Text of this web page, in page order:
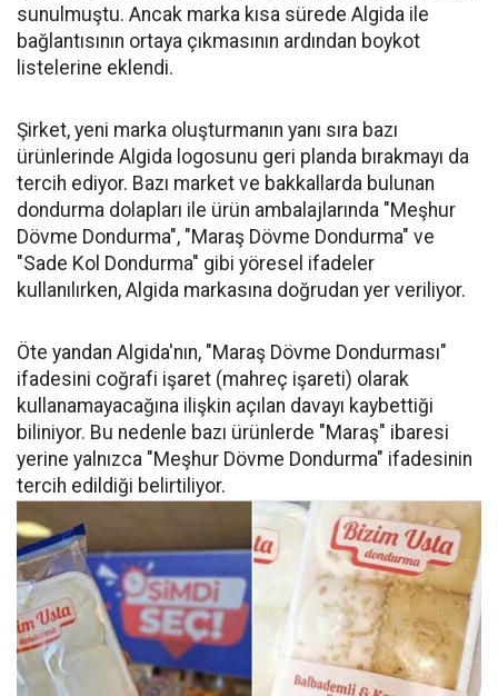
sunulmuştu. Ancak marka kısa sürede Algida ile
bağlantısının ortaya çıkmasının ardından boykot
listelerine eklendi.
Şirket, yeni marka oluşturmanın yanı sıra bazı
ürünlerinde Algida logosunu geri planda bırakmayı da
tercih ediyor. Bazı market ve bakkallarda bulunan
dondurma dolapları ile ürün ambalajlarında "Meşhur
Dövme Dondurma", "Maraş Dövme Dondurma" ve
"Sade Kol Dondurma" gibi yöresel ifadeler
kullanılırken, Algida markasına doğrudan yer veriliyor.
Öte yandan Algida'nın, "Maraş Dövme Dondurması"
ifadesini coğrafi işaret (mahreç işareti) olarak
kullanamayacağına ilişkin açılan davayı kaybettiği
biliniyor. Bu nedenle bazı ürünlerde "Maraş" ibaresi
yerine yalnızca "Meşhur Dövme Dondurma" ifadesinin
tercih edildiği belirtiliyor.